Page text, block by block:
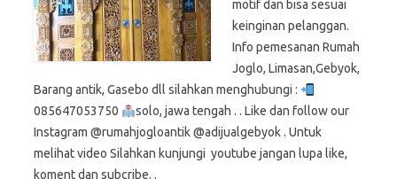
motif dan bisa sesuai
keinginan pelanggan.
Info pemesanan Rumah
Joglo, Limasan,Gebyok,
Barang antik, Gasebo dll silahkan menghubungi :
085647053750
solo, jawa tengah . . Like dan follow our
Instagram @rumahjogloantik @adijualgebyok . Untuk
melihat video Silahkan kunjungi youtube jangan lupa like,
koment dan subcribe. .